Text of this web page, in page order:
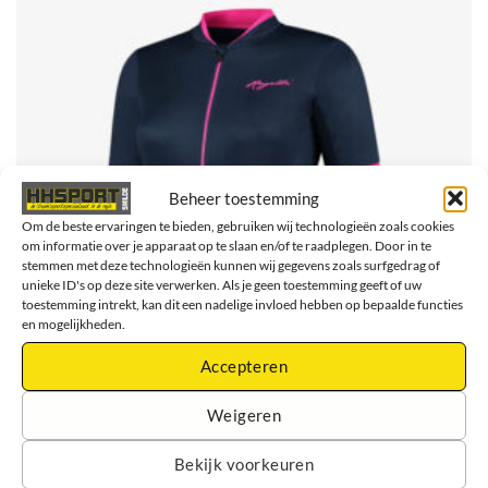
Beheer toestemming
Om de beste ervaringen te bieden, gebruiken wij technologieën zoals cookies
om informatie over je apparaat op te slaan en/of te raadplegen. Door in te
stemmen met deze technologieën kunnen wij gegevens zoals surfgedrag of
unieke ID's op deze site verwerken. Als je geen toestemming geeft of uw
toestemming intrekt, kan dit een nadelige invloed hebben op bepaalde functies
en mogelijkheden.
Accepteren
Weigeren
Bekijk voorkeuren
Rogelli Essential Fietsshirt Korte Mouwen – Wielershirt –
Dames – Blauw/Roze